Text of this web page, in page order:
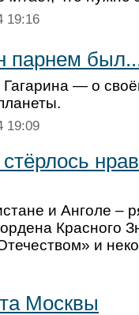
19:16
парнем
— о
19:09
и Анголе –
Красного
и
Москвы